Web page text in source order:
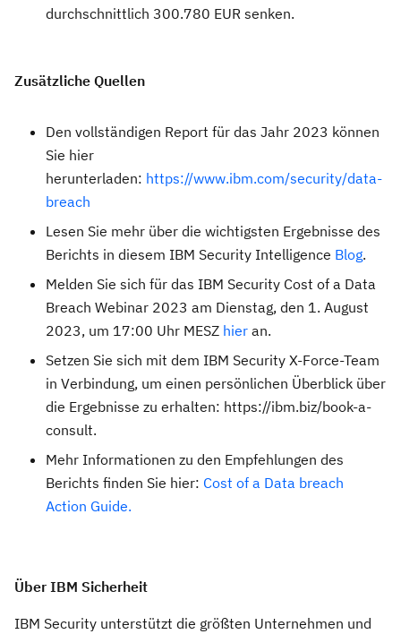
durchschnittlich 300.780 EUR senken.
Zusätzliche Quellen
Den vollständigen Report für das Jahr 2023 können
Sie hier
herunterladen: https://www.ibm.com/security/data-
breach
Lesen Sie mehr über die wichtigsten Ergebnisse des
Berichts in diesem IBM Security Intelligence Blog.
Melden Sie sich für das IBM Security Cost of a Data
Breach Webinar 2023 am Dienstag, den 1. August
2023, um 17:00 Uhr MESZ hier an.
Setzen Sie sich mit dem IBM Security X-Force-Team
in Verbindung, um einen persönlichen Überblick über
die Ergebnisse zu erhalten: https://ibm.biz/book-a-
consult.
Mehr Informationen zu den Empfehlungen des
Berichts finden Sie hier: Cost of a Data breach
Action Guide.
Über IBM Sicherheit
IBM Security unterstützt die größten Unternehmen und